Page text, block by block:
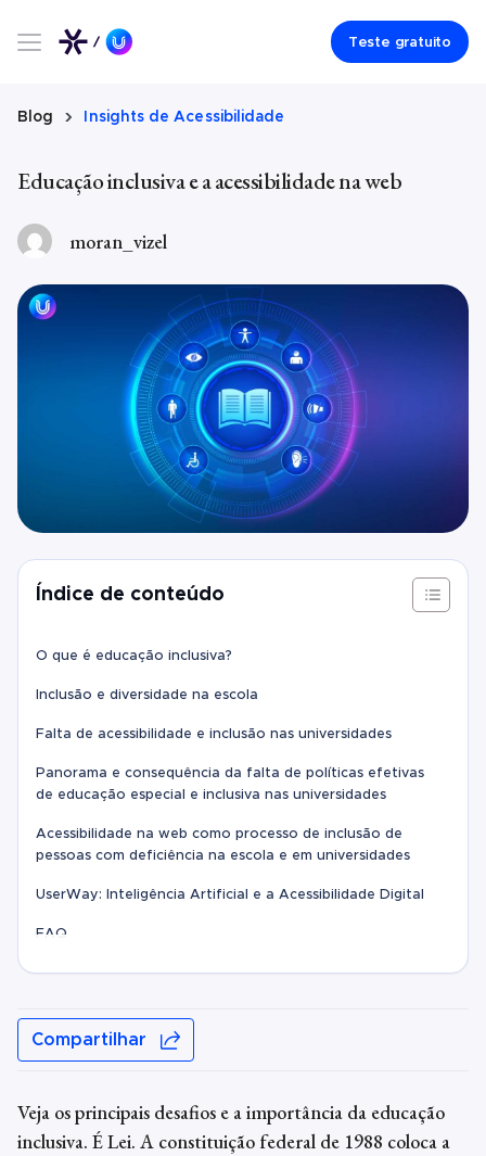
Teste gratuito
Blog Insights de Acessibilidade
Educação inclusiva e a acessibilidade na web
moran_vizel
Índice de conteúdo
O que é educação inclusiva?
Inclusão e diversidade na escola
Falta de acessibilidade e inclusão nas universidades
Panorama e consequência da falta de políticas efetivas
de educação especial e inclusiva nas universidades
Acessibilidade na web como processo de inclusão de
pessoas com deficiência na escola e em universidades
UserWay: Inteligência Artificial e a Acessibilidade Digital
FAQ
Compartilhar
Veja os principais desafios e a importância da educação
inclusiva. É Lei. A constituição federal de 1988 coloca a